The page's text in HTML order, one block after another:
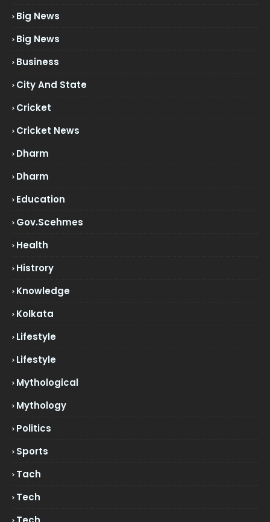
Big News
Big News
Business
City And State
Cricket
Cricket News
Dharm
Dharm
Education
Gov.scehmes
Health
Histrory
Knowledge
Kolkata
Lifestyle
Lifestyle
Mythological
Mythology
Politics
Sports
Tach
Tech